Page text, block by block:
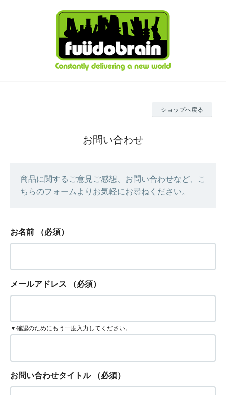
ショップへ戻る
お問い合わせ
商品に関するご意見ご感想、お問い合わせなど、こ
ちらのフォームよりお気軽にお尋ねください。
お名前 （必須）
メールアドレス （必須）
▼確認のためにもう一度入力してください。
お問い合わせタイトル （必須）